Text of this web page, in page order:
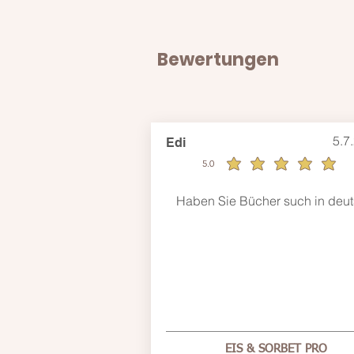
Bewertungen
Edi
5.0
durchschnittliches Rating ist 5 von 5
Haben Sie Bücher such in
EIS & SORBET PRO